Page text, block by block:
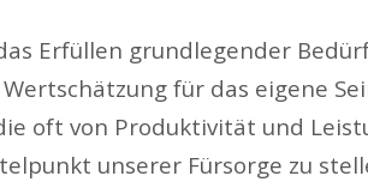
Erfüllen grundlegender
für das eigene
oft von Produktivität und
unserer Fürsorge zu